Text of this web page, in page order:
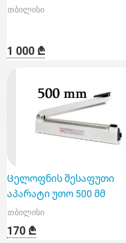
თბილისი
1 000 ₾
Ცელოფნის შესაფუთი
აპარატი უთო 500 მმ
თბილისი
170 ₾